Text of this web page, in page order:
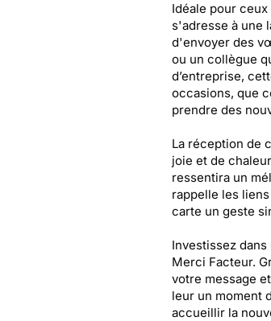
Idéale pour
s'adresse à une
d'envoyer des
ou un collègue
d’entreprise,
occasions, que
prendre des
La réception de
joie et de
ressentira un
rappelle les
carte un geste
Investissez
Merci Facteur.
votre message
leur un moment
accueillir la